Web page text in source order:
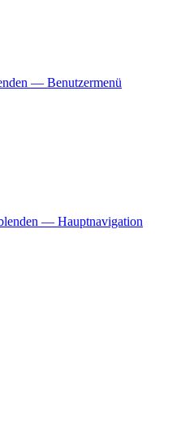
— Benutzermenü
— Hauptnavigation